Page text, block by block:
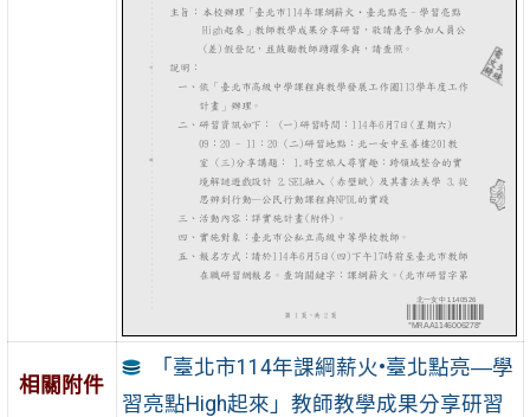
相關附件
「臺北市114年課綱薪火•臺北點亮―學
習亮點High起來」教師教學成果分享研習